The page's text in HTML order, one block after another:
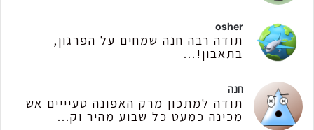
osher
תודה רבה חנה שמחים על הפרגון,
בתאבון!...
חנה
תודה למתכון מרק האפונה טעיייים אש
מכינה כמעט כל שבוע מהיר וק...